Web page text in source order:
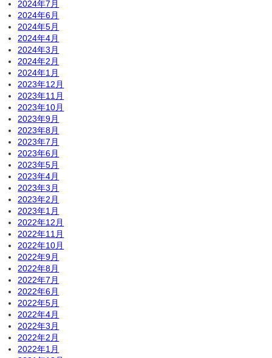
2024年7月
2024年6月
2024年5月
2024年4月
2024年3月
2024年2月
2024年1月
2023年12月
2023年11月
2023年10月
2023年9月
2023年8月
2023年7月
2023年6月
2023年5月
2023年4月
2023年3月
2023年2月
2023年1月
2022年12月
2022年11月
2022年10月
2022年9月
2022年8月
2022年7月
2022年6月
2022年5月
2022年4月
2022年3月
2022年2月
2022年1月